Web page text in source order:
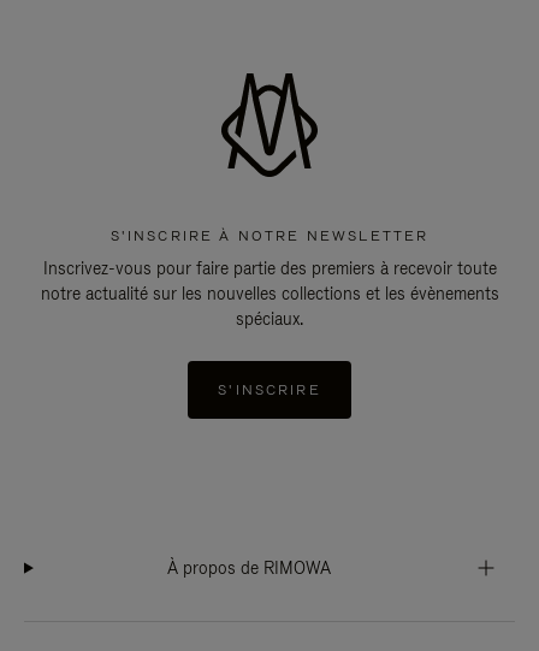
S'INSCRIRE À NOTRE NEWSLETTER
Inscrivez-vous pour faire partie des premiers à recevoir toute
notre actualité sur les nouvelles collections et les évènements
spéciaux.
S'INSCRIRE
À propos de RIMOWA